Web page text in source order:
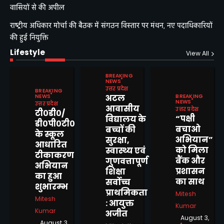
वासियों से की अपील
राष्ट्रीय अधिकार मोर्चा की बैठक में संगठन विस्तार पर मंथन, नए पदाधिकारियों
की हुई नियुक्ति
Lifestyle View All
BREAKING
NEWS
उत्तर प्रदेश
टी०डी०/
डी०पी०टी०
के स्कूल
आधारित
टीकाकरण
अभियान
का हुआ
शुभारम्भ
Mitesh
Kumar
BREAKING
NEWS
उत्तर प्रदेश
अटल
आवासीय
विद्यालय के
बच्चों की
सुरक्षा,
स्वास्थ्य एवं
गुणवत्तापूर्ण
शिक्षा
सर्वोच्च
प्राथमिकता
: आयुक्त
अजीत
BREAKING
NEWS
उत्तर प्रदेश
“पक्षी
बचाओ
अभियान”
को मिला
बैंक और
प्रशासन
का साथ
Mitesh
Kumar
August 3,
मवई बुजुर्ग में नाली जाम से बढ़ी
लोगो की आफत, घरों में भरा पानी,
कई मकान गिरने की कगार पर
Mitesh Kumar